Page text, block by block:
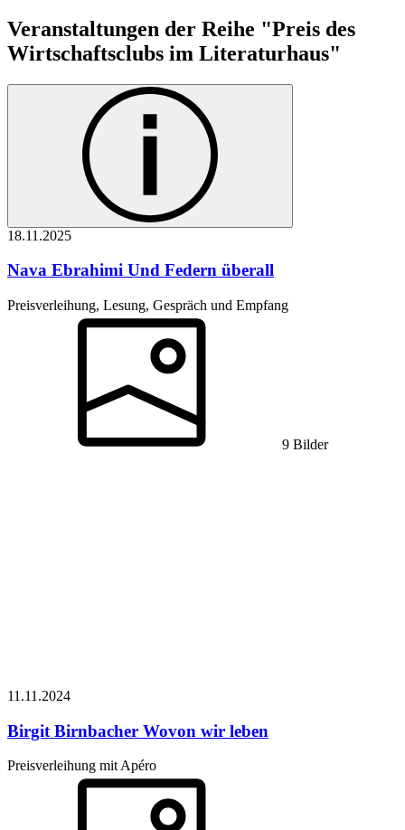
Veranstaltungen der Reihe "Preis des
Wirtschaftsclubs im Literaturhaus"
18.11.2025
Nava Ebrahimi Und Federn überall
Preisverleihung, Lesung, Gespräch und Empfang
9 Bilder
11.11.2024
Birgit Birnbacher Wovon wir leben
Preisverleihung mit Apéro